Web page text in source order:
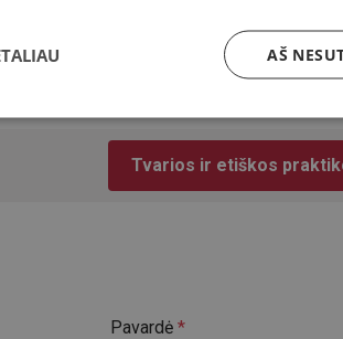
Tvarios ir etiškos
Pavardė
AŠ